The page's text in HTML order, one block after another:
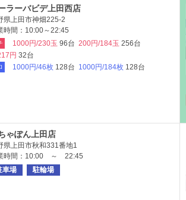
ラーバビデ上田西店
県上田市神畑225-2
時間：10:00～22:45
1000円/230玉 96台 200円/184玉 256台
円 32台
1000円/46枚 128台 1000円/184枚 128台
ゃぽん上田店
県上田市秋和331番地1
時間：10:00 ～ 22:45
車場
駐輪場